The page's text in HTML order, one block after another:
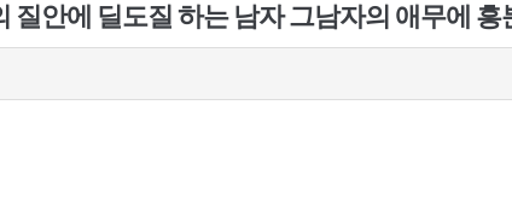
질안에 딜도질 하는 남자 그남자의 애무에 흥